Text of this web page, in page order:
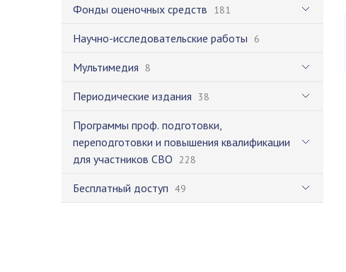
Фонды оценочных средств 181
Научно-исследовательские работы 6
Мультимедия 8
Периодические издания 38
Программы проф. подготовки,
переподготовки и повышения квалификации
для участников СВО 228
Бесплатный доступ 49